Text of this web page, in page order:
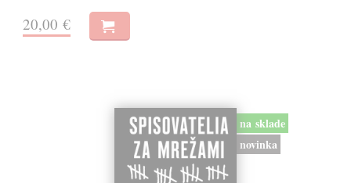
20,00 €
na sklade
novinka